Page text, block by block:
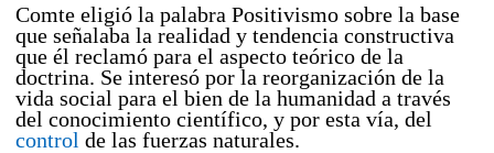
Comte eligió la palabra Positivismo sobre la base
que señalaba la realidad y tendencia constructiva
que él reclamó para el aspecto teórico de la
doctrina. Se interesó por la reorganización de la
vida social para el bien de la humanidad a través
del conocimiento científico, y por esta vía, del
control de las fuerzas naturales.